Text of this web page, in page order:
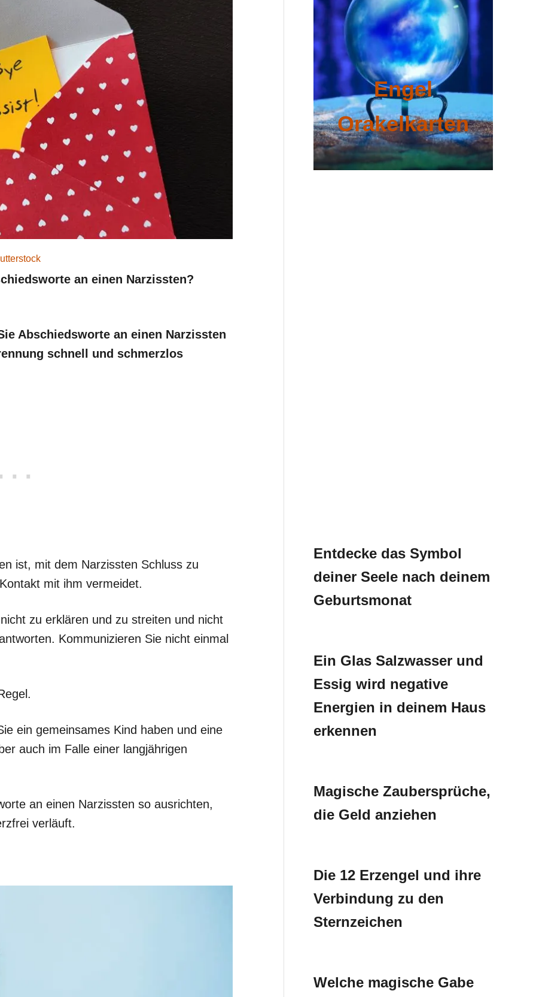
an einen Narzissten?
Abschiedsworte an einen Narzissten
schnell und schmerzlos
ist, mit dem Narzissten Schluss zu
mit ihm vermeidet.
zu erklären und zu streiten und nicht
Kommunizieren Sie nicht einmal
ein gemeinsames Kind haben und eine
auch im Falle einer langjährigen
an einen Narzissten so ausrichten,
verläuft.
Engel
Orakelkarten
Entdecke das Symbol
deiner Seele nach deinem
Geburtsmonat
Ein Glas Salzwasser und
Essig wird negative
Energien in deinem Haus
erkennen
Magische Zaubersprüche,
die Geld anziehen
Die 12 Erzengel und ihre
Verbindung zu den
Sternzeichen
Welche magische Gabe